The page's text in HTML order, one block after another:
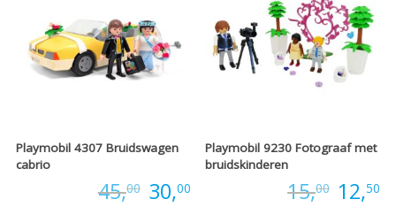
Playmobil 4307 Bruidswagen
cabrio
45,00 Oorspronkelijke
30,00Huidige
Playmobil 9230 Fotograaf met
bruidskinderen
15,00 12,50